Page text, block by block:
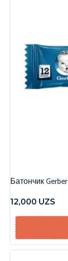
Батончик
12,000 UZS